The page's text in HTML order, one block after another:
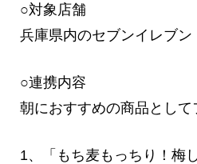
○対象店舗
兵庫県内のセブンイレブン
○連携内容
朝におすすめの商品とし
1、「もち麦もっちり！梅